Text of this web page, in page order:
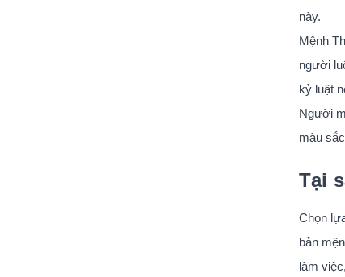
này.
Mệnh
người
kỷ luật
Người
màu
Tại
Chọn
bản
làm